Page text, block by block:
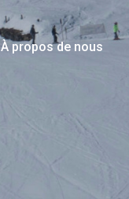
À propos de nous